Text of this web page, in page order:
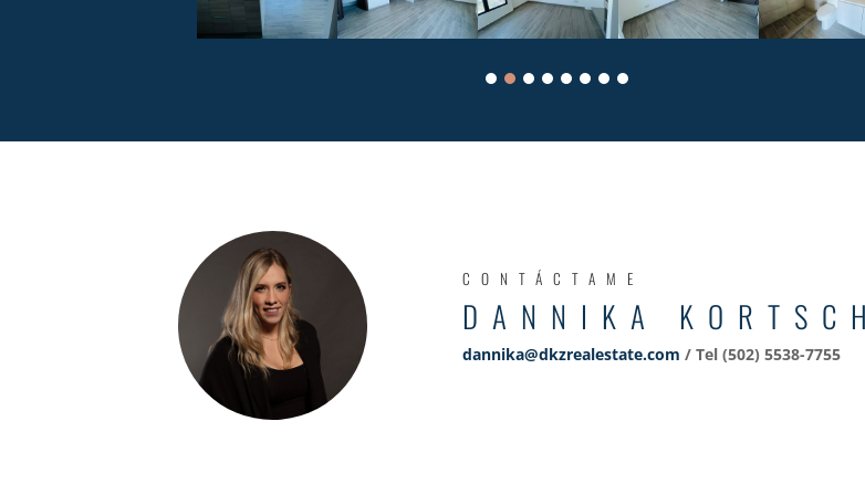
CONTÁCTAME
DANNIKA
dannika@dkzrealestate.com / Tel (502) 5538-7755‬